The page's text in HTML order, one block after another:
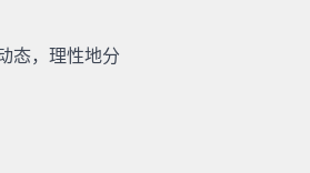
态，理性地分